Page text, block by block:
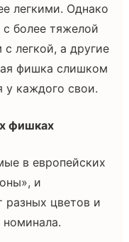
легкими. Однако
более тяжелой
легкой, а другие
фишка слишком
у каждого свои.
фишках
в европейских
и
цветов и